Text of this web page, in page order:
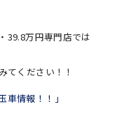
39.8万円専門店では
てください！！
車情報！！」